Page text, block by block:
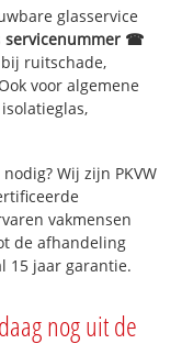
glasservice
servicenummer ☎
ruitschade,
voor algemene
Wij zijn PKVW
vakmensen
de afhandeling
15 jaar garantie.
nog uit de